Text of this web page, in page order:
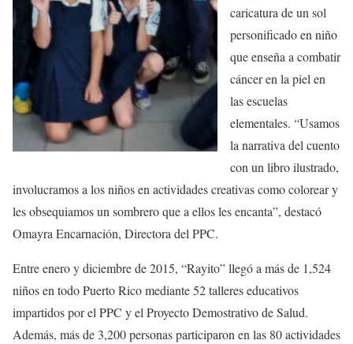
caricatura de un sol
personificado en niño
que enseña a combatir
cáncer en la piel en
las escuelas
elementales. “Usamos
la narrativa del cuento
con un libro ilustrado,
involucramos a los niños en actividades creativas como colorear y
les obsequiamos un sombrero que a ellos les encanta”, destacó
Omayra Encarnación, Directora del PPC.
Entre enero y diciembre de 2015, “Rayito” llegó a más de 1,524
niños en todo Puerto Rico mediante 52 talleres educativos
impartidos por el PPC y el Proyecto Demostrativo de Salud.
Además, más de 3,200 personas participaron en las 80 actividades